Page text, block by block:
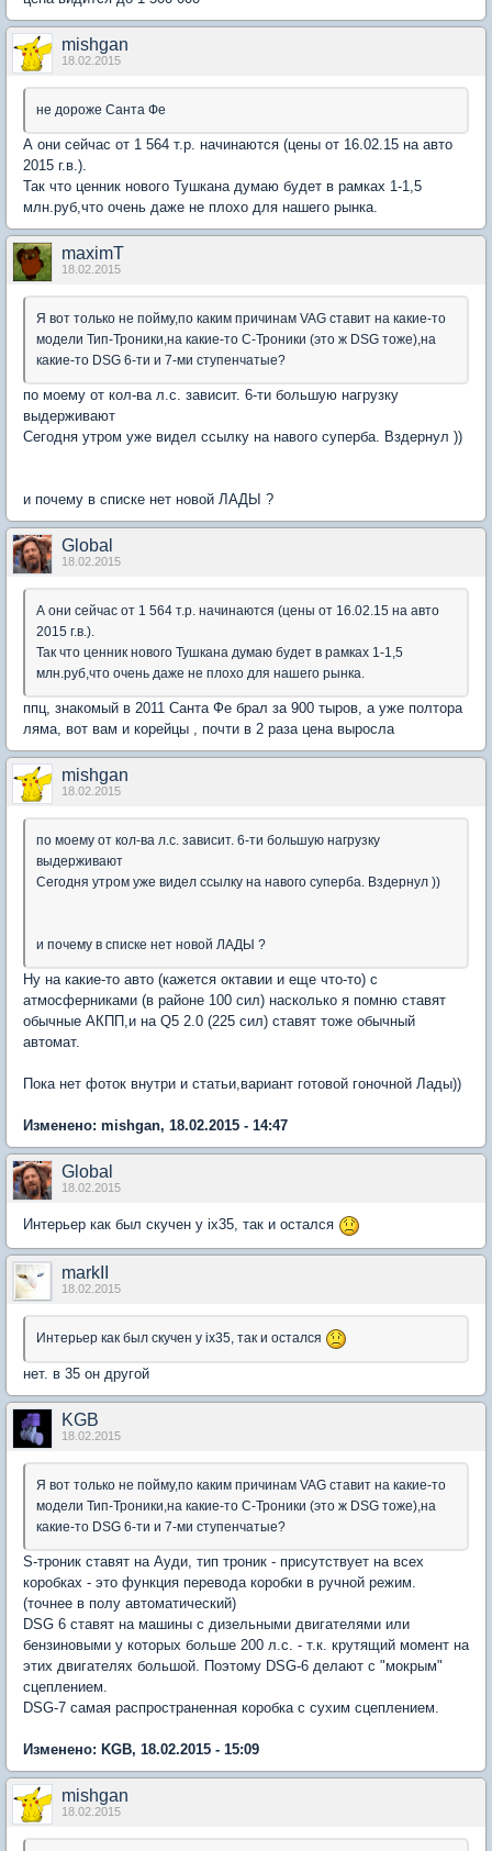
mishgan
18.02.2015
не дороже Санта Фе
А они сейчас от 1 564 т.р. начинаются (цены от 16.02.15 на авто
2015 г.в.).
Так что ценник нового Тушкана думаю будет в рамках 1-1,5
млн.руб,что очень даже не плохо для нашего рынка.
maximT
18.02.2015
Я вот только не пойму,по каким причинам VAG ставит на какие-то
модели Тип-Троники,на какие-то С-Троники (это ж DSG тоже),на
какие-то DSG 6-ти и 7-ми ступенчатые?
по моему от кол-ва л.с. зависит. 6-ти большую нагрузку
выдерживают
Сегодня утром уже видел ссылку на навого суперба. Вздернул ))
и почему в списке нет новой ЛАДЫ ?
Global
18.02.2015
А они сейчас от 1 564 т.р. начинаются (цены от 16.02.15 на авто
2015 г.в.).
Так что ценник нового Тушкана думаю будет в рамках 1-1,5
млн.руб,что очень даже не плохо для нашего рынка.
ппц, знакомый в 2011 Санта Фе брал за 900 тыров, а уже полтора
ляма, вот вам и корейцы , почти в 2 раза цена выросла
mishgan
18.02.2015
по моему от кол-ва л.с. зависит. 6-ти большую нагрузку
выдерживают
Сегодня утром уже видел ссылку на навого суперба. Вздернул ))
и почему в списке нет новой ЛАДЫ ?
Ну на какие-то авто (кажется октавии и еще что-то) с
атмосферниками (в районе 100 сил) насколько я помню ставят
обычные АКПП,и на Q5 2.0 (225 сил) ставят тоже обычный
автомат.
Пока нет фоток внутри и статьи,вариант готовой гоночной Лады))
Изменено: mishgan, 18.02.2015 - 14:47
Global
18.02.2015
Интерьер как был скучен у ix35, так и остался
markII
18.02.2015
Интерьер как был скучен у ix35, так и остался
нет. в 35 он другой
KGB
18.02.2015
Я вот только не пойму,по каким причинам VAG ставит на какие-то
модели Тип-Троники,на какие-то С-Троники (это ж DSG тоже),на
какие-то DSG 6-ти и 7-ми ступенчатые?
S-троник ставят на Ауди, тип троник - присутствует на всех
коробках - это функция перевода коробки в ручной режим.
(точнее в полу автоматический)
DSG 6 ставят на машины с дизельными двигателями или
бензиновыми у которых больше 200 л.с. - т.к. крутящий момент на
этих двигателях большой. Поэтому DSG-6 делают с "мокрым"
сцеплением.
DSG-7 самая распространенная коробка с сухим сцеплением.
Изменено: KGB, 18.02.2015 - 15:09
mishgan
18.02.2015